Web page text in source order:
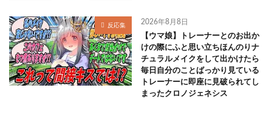
反応集 2026年8月8日
【ウマ娘】トレーナーとのお出か
けの際にふと思い立ちほんのりナ
チュラルメイクをして出かけたら
毎日自分のことばっかり見ている
トレーナーに即座に見破られてし
まったクロノジェネシス